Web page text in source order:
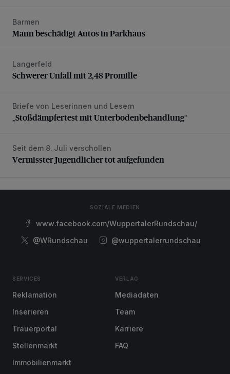
Mann beschädigt Autos in Parkhaus
Barmen
Mann beschädigt Autos in Parkhaus
Schwerer Unfall mit 2,48 Promille
Langerfeld
Schwerer Unfall mit 2,48 Promille
„Stoßdämpfertest mit Unterbodenbehandlung“
Briefe von Leserinnen und Lesern
„Stoßdämpfertest mit Unterbodenbehandlung“
Vermisster Jugendlicher tot aufgefunden
Seit dem 8. Juli verschollen
Vermisster Jugendlicher tot aufgefunden
SOZIALE MEDIEN
www.facebook.com/WuppertalerRundschau/
@WRundschau
@wuppertalerrundschau
SERVICES
Reklamation
Inserieren
Trauerportal
Stellenmarkt
Immobilienmarkt
VERLAG
Mediadaten
Team
Karriere
FAQ